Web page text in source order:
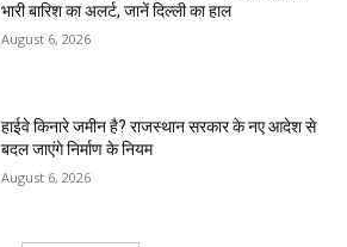
भारी बारिश का अलर्ट, जानें दिल्ली का हाल
August 6, 2026
हाईवे किनारे जमीन है? राजस्थान सरकार के नए आदेश से
बदल जाएंगे निर्माण के नियम
August 6, 2026